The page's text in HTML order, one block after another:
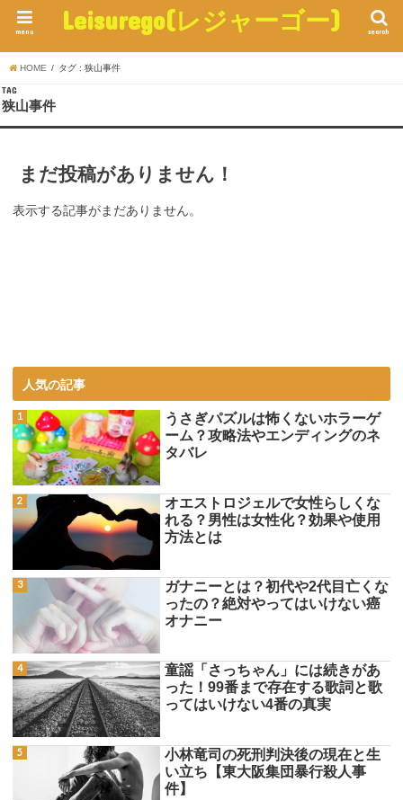
Leisurego(レジャーゴー) search
menu
HOME タグ : 狭山事件
TAG
狭山事件
まだ投稿がありません！
表示する記事がまだありません。
人気の記事
うさぎパズルは怖くないホラーゲ
ーム？攻略法やエンディングのネ
タバレ
オエストロジェルで女性らしくな
れる？男性は女性化？効果や使用
方法とは
ガナニーとは？初代や2代目亡くな
ったの？絶対やってはいけない癌
オナニー
童謡「さっちゃん」には続きがあ
った！99番まで存在する歌詞と歌
ってはいけない4番の真実
小林竜司の死刑判決後の現在と生
い立ち【東大阪集団暴行殺人事
件】